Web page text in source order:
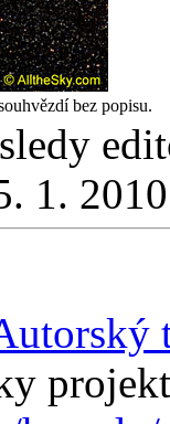
bez popisu.
1.